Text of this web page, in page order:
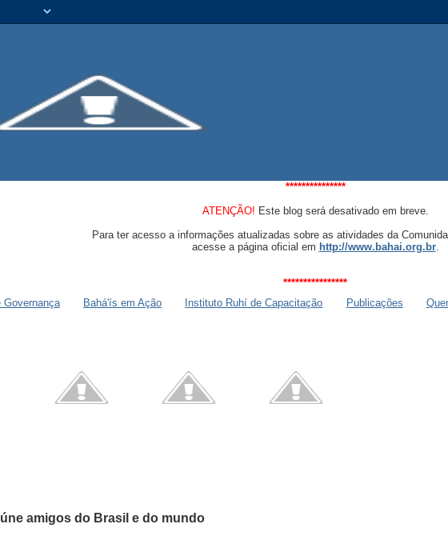
***************
ATENÇÃO! Este blog será desativado em breve.
Para ter acesso a informações atualizadas sobre as atividades da
acesse a página oficial em http://www.bahai.org.br.
****************
Governança Bahá'ís em Ação Instituto Ruhí de Capacitação Publicações
amigos do Brasil e do mundo